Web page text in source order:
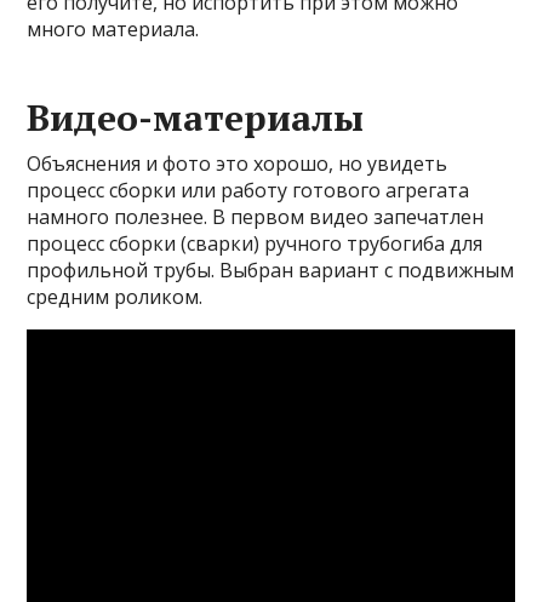
много материала.
Видео-материалы
Объяснения и фото это хорошо, но увидеть
процесс сборки или работу готового агрегата
намного полезнее. В первом видео запечатлен
процесс сборки (сварки) ручного трубогиба для
профильной трубы. Выбран вариант с подвижным
средним роликом.